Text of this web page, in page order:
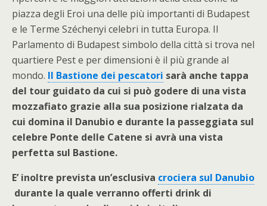
piazza degli Eroi una delle più importanti di Budapest
e le Terme Széchenyi celebri in tutta Europa. Il
Parlamento di Budapest simbolo della città si trova nel
quartiere Pest e per dimensioni è il più grande al
mondo. Il Bastione dei pescatori sarà anche tappa
del tour guidato da cui si può godere di una vista
mozzafiato grazie alla sua posizione rialzata da
cui domina il Danubio e durante la passeggiata sul
celebre Ponte delle Catene si avrà una vista
perfetta sul Bastione.
E’ inoltre prevista un’esclusiva crociera sul Danubio
durante la quale verranno offerti drink di